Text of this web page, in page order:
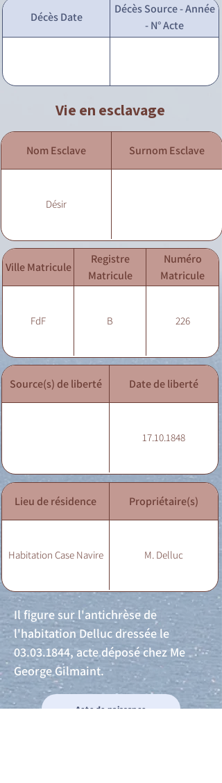
Décès Date
Décès Source - Année
- N° Acte
Vie en esclavage
Nom Esclave Surnom Esclave
Désir
Ville Matricule
Registre
Matricule
Numéro
Matricule
FdF B 226
Source(s) de liberté Date de liberté
17.10.1848
Lieu de résidence Propriétaire(s)
Habitation Case Navire M. Delluc
Il figure sur l'antichrèse de
l'habitation Delluc dressée le
03.03.1844, acte déposé chez Me
George Gilmaint.
Acte de naissance